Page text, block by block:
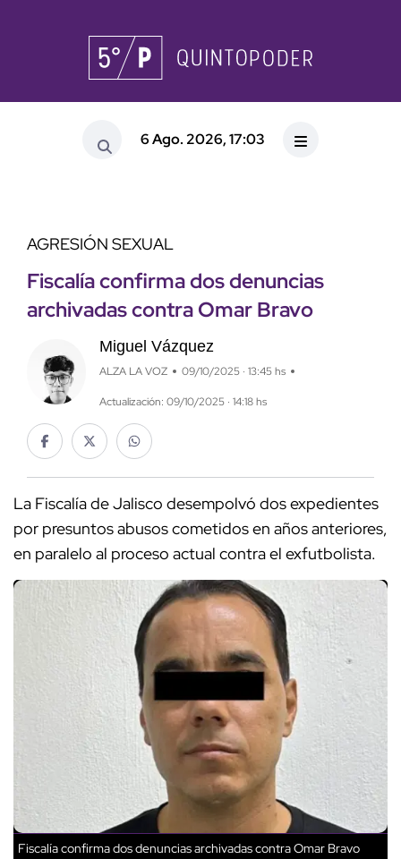
6 Ago. 2026, 17:03
AGRESIÓN SEXUAL
Fiscalía confirma dos denuncias
archivadas contra Omar Bravo
Miguel Vázquez
ALZA LA VOZ 09/10/2025 · 13:45 hs
Actualización: 09/10/2025 · 14:18 hs
La Fiscalía de Jalisco desempolvó dos expedientes
por presuntos abusos cometidos en años anteriores,
en paralelo al proceso actual contra el exfutbolista.
Fiscalía confirma dos denuncias archivadas contra Omar Bravo